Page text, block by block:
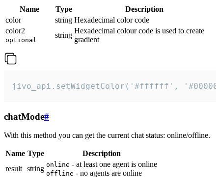
Name Type
Description
color
string Hexadecimal color code
color2
optional
string
Hexadecimal colour code is used to create
gradient
jivo_api.setWidgetColor('#ffffff',
chatMode#
With this method you can get the current chat status: online/offline.
Name Type
Description
result string online - at least one agent is online
offline - no agents are online